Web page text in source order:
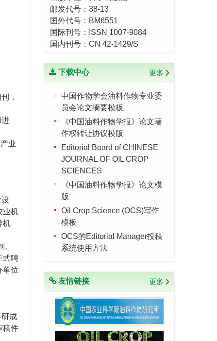
，
进
业
业机
机
式聘
单位
成
稿件
邮发代号：38-13
国外代号：BM6551
国际刊号：ISSN 1007-9084
国内刊号：CN 42-1429/S
下载中心 更多
中国作物学会油料作物专业委
员会论文摘要模板
《中国油料作物学报》论文著
作权转让协议模版
Editorial Board of CHINESE
JOURNAL OF OIL CROP
SCIENCES
《中国油料作物学报》论文模
版
Oil Crop Science (OCS)写作
模板
OCS的Editorial Manager投稿
系统使用方法
友情链接 更多